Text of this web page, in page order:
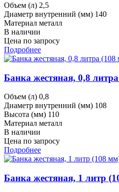
Объем (л) 2,5
Диаметр внутренний (мм) 140
Материал металл
В наличии
Цена по запросу
Подробнее
Банка жестяная, 0,8
Объем (л) 0,8
Диаметр внутренний (мм) 108
Высота (мм) 110
Материал металл
В наличии
Цена по запросу
Подробнее
Банка жестяная, 1 литр